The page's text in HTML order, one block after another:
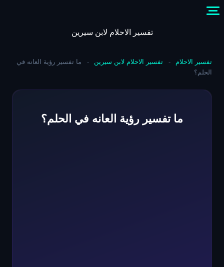
content
تفسير الاحلام لابن سيرين
تفسير الاحلام - تفسير الاحلام لابن سيرين -
ما تفسير رؤية العانه في
الحلم؟
ما تفسير رؤية العانه في الحلم؟